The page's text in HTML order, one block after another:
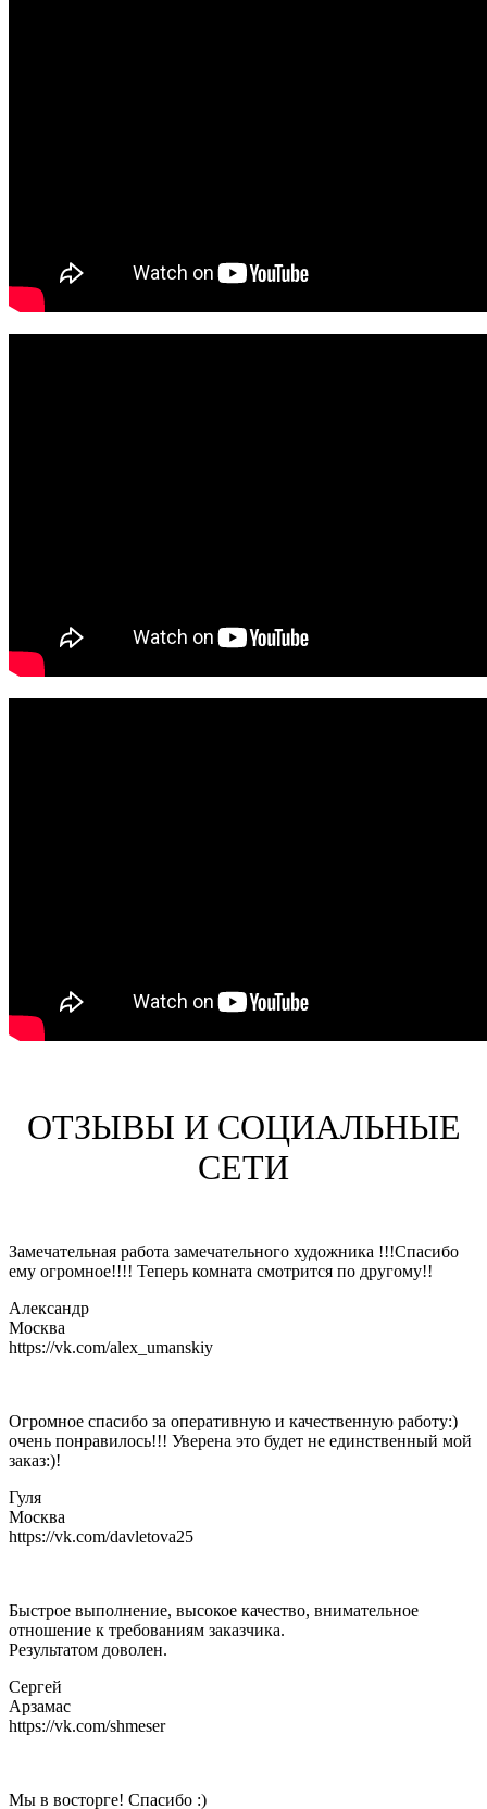
ОТЗЫВЫ И СОЦИАЛЬНЫЕ
СЕТИ
Замечательная работа замечательного художника !!!Спасибо
ему огромное!!!! Теперь комната смотрится по другому!!
Александр
Москва
https://vk.com/alex_umanskiy
Огромное спасибо за оперативную и качественную работу:)
очень понравилось!!! Уверена это будет не единственный мой
заказ:)!
Гуля
Москва
https://vk.com/davletova25
Быстрое выполнение, высокое качество, внимательное
отношение к требованиям заказчика.
Результатом доволен.
Сергей
Арзамас
https://vk.com/shmeser
Мы в восторге! Спасибо :)